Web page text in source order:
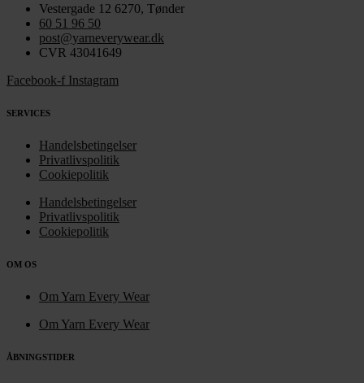
Vestergade 12 6270, Tønder
60 51 96 50
post@yarneverywear.dk
CVR 43041649
Facebook-f Instagram
SERVICES
Handelsbetingelser
Privatlivspolitik
Cookiepolitik
Handelsbetingelser
Privatlivspolitik
Cookiepolitik
OM OS
Om Yarn Every Wear
Om Yarn Every Wear
ÅBNINGSTIDER